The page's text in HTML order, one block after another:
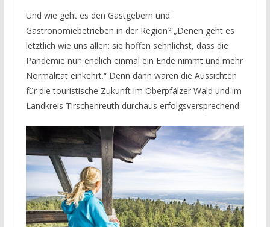
Und wie geht es den Gastgebern und
Gastronomiebetrieben in der Region? „Denen geht es
letztlich wie uns allen: sie hoffen sehnlichst, dass die
Pandemie nun endlich einmal ein Ende nimmt und mehr
Normalität einkehrt.“ Denn dann wären die Aussichten
für die touristische Zukunft im Oberpfälzer Wald und im
Landkreis Tirschenreuth durchaus erfolgsversprechend.